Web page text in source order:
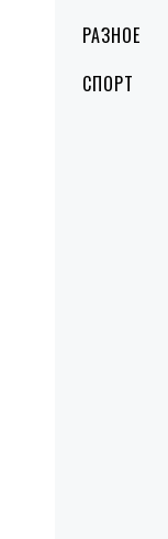
РАЗНОЕ
СПОРТ